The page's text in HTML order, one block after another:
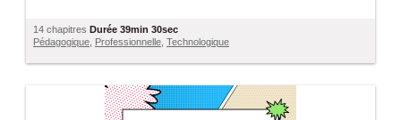
14 chapitres Durée 39min 30sec
Pédagogique Professionnelle Technologique